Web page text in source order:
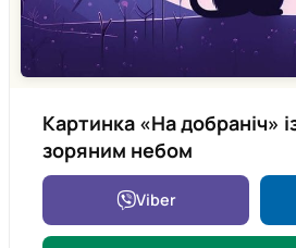
Картинка «На добраніч»
зоряним небом
Viber